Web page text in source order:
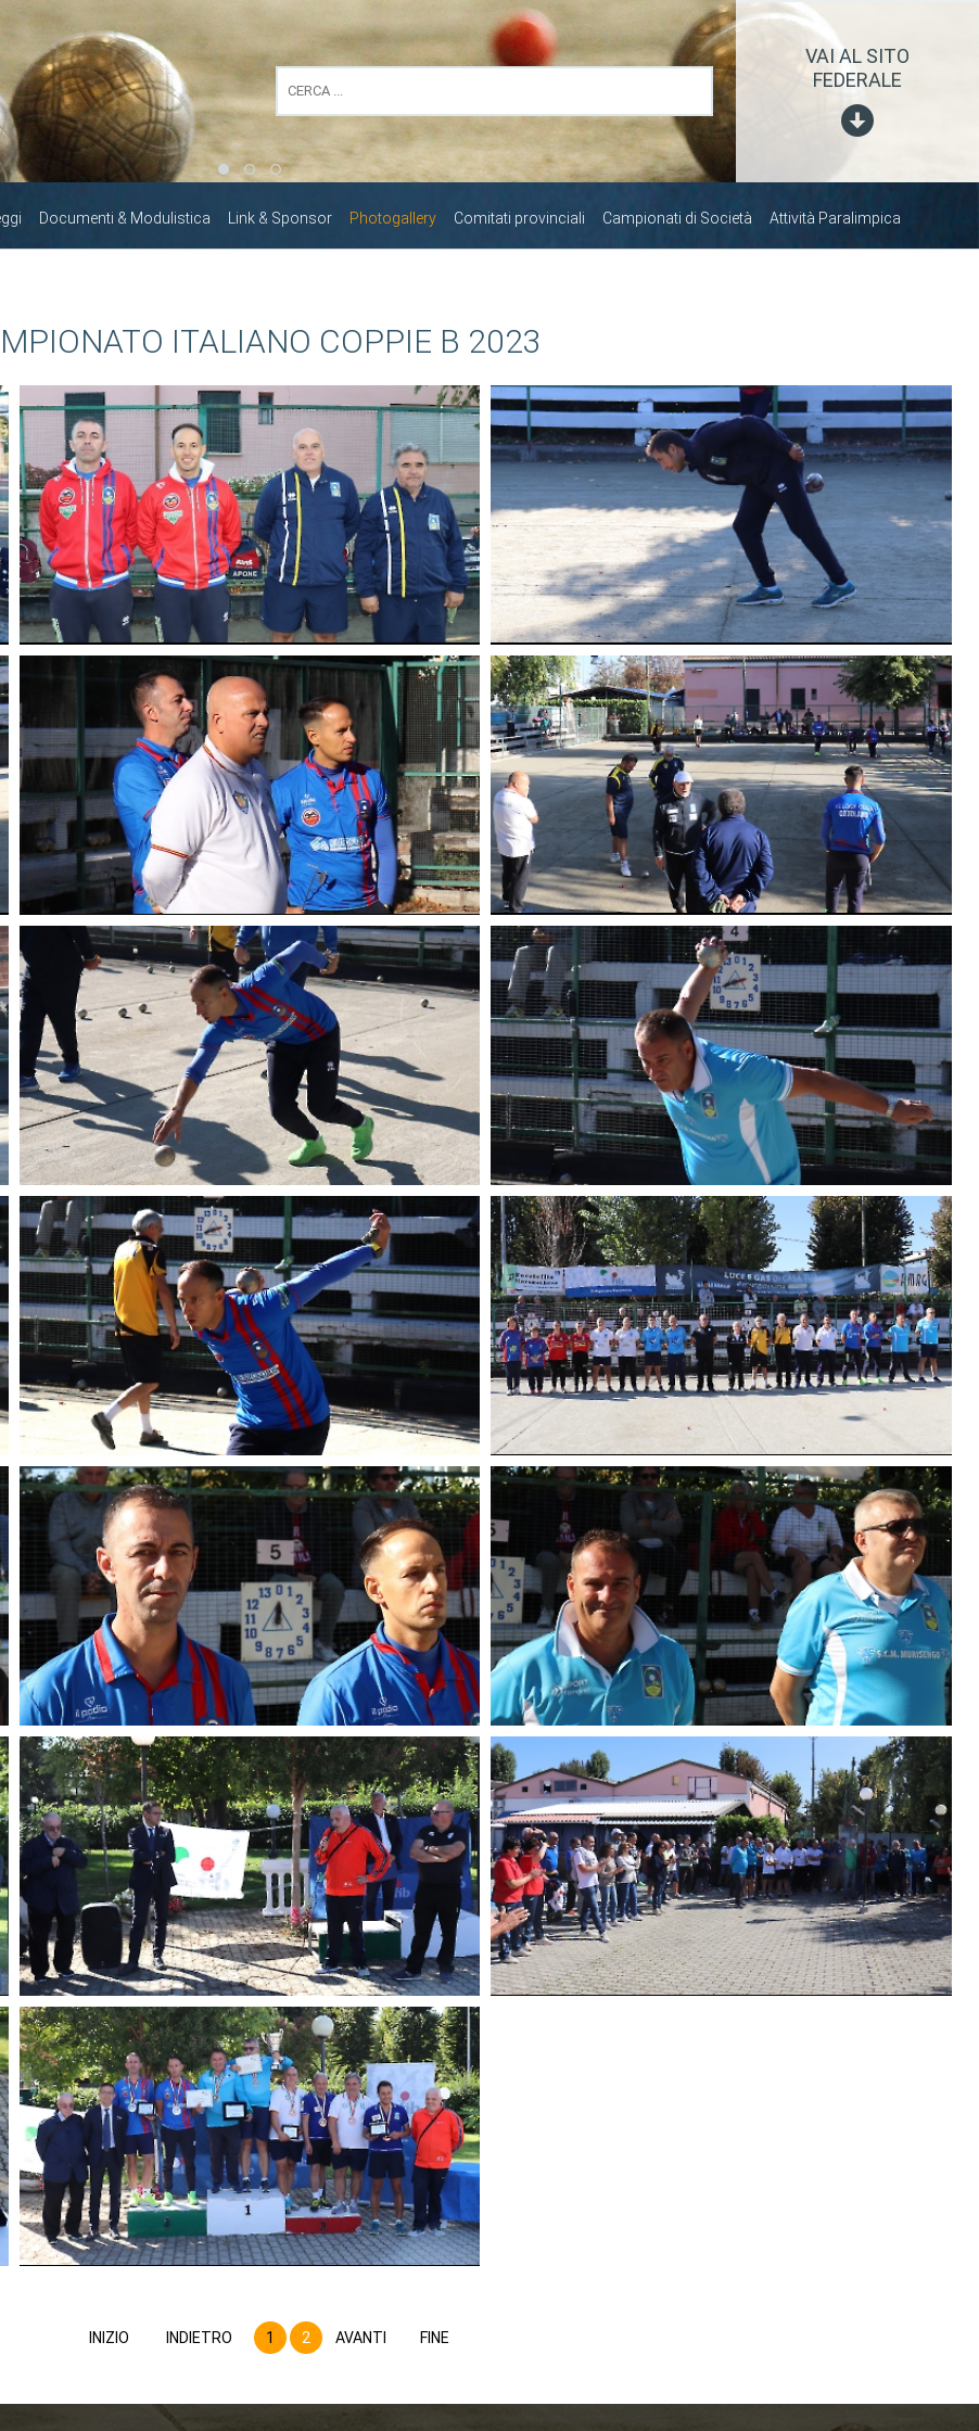
VAI AL SITO
FEDERALE
Documenti & Modulistica Link & Sponsor Photogallery Comitati provinciali Campionati di Società Attività Paralimpica
ITALIANO COPPIE B 2023
INIZIO INDIETRO 1 2 AVANTI FINE